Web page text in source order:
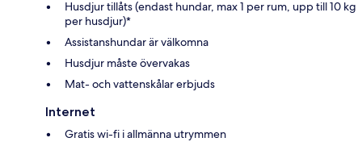
Husdjur tillåts (endast hundar, max 1 per rum, upp till 10 kg
per husdjur)*
Assistanshundar är välkomna
Husdjur måste övervakas
Mat- och vattenskålar erbjuds
Internet
Gratis wi-fi i allmänna utrymmen